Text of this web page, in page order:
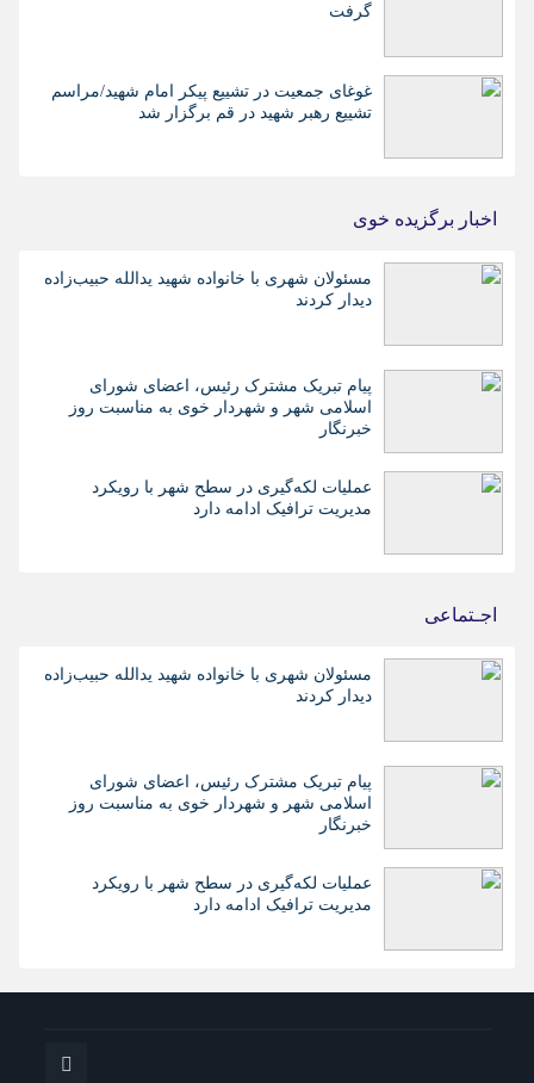
گرفت
غوغای جمعیت در تشییع پیکر امام شهید/مراسم
تشییع رهبر شهید در قم برگزار شد
اخبار برگزیده خوی
مسئولان شهری با خانواده شهید یدالله حبیب‌زاده
دیدار کردند
پیام تبریک مشترک رئیس، اعضای شورای
اسلامی شهر و شهردار خوی به مناسبت روز
خبرنگار
عملیات لکه‌گیری در سطح شهر با رویکرد
مدیریت ترافیک ادامه دارد
اجـتماعی
مسئولان شهری با خانواده شهید یدالله حبیب‌زاده
دیدار کردند
پیام تبریک مشترک رئیس، اعضای شورای
اسلامی شهر و شهردار خوی به مناسبت روز
خبرنگار
عملیات لکه‌گیری در سطح شهر با رویکرد
مدیریت ترافیک ادامه دارد